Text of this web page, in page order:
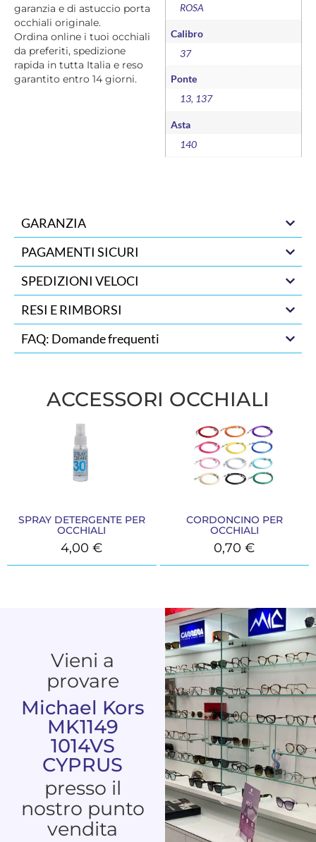
garanzia e di astuccio porta
occhiali originale.
Ordina online i tuoi occhiali
da preferiti, spedizione
rapida in tutta Italia e reso
garantito entro 14 giorni.
ROSA
Calibro
37
Ponte
13, 137
Asta
140
GARANZIA
PAGAMENTI SICURI
SPEDIZIONI VELOCI
RESI E RIMBORSI
FAQ: Domande frequenti
ACCESSORI OCCHIALI
SPRAY DETERGENTE PER
OCCHIALI
4,00€
CORDONCINO PER
OCCHIALI
0,70€
Vieni a
provare
Michael Kors
MK1149
1014VS
CYPRUS
presso il
nostro punto
vendita